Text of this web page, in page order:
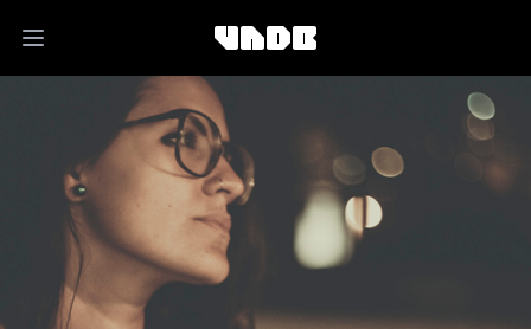
Open main menu